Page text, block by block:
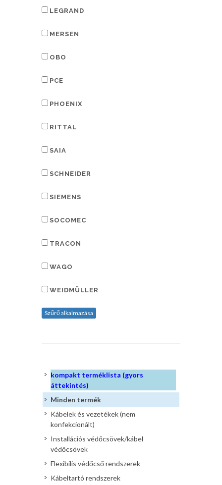
LEGRAND
MERSEN
OBO
PCE
PHOENIX
RITTAL
SAIA
SCHNEIDER
SIEMENS
SOCOMEC
TRACON
WAGO
WEIDMÜLLER
Szűrő alkalmazása
kompakt terméklista (gyors
áttekintés)
Minden termék
Kábelek és vezetékek (nem
konfekcionált)
Installációs védőcsövek/kábel
védőcsövek
Flexibilis védőcső rendszerek
Kábeltartó rendszerek